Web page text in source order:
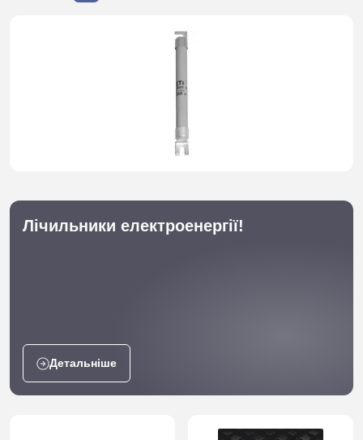
Лічильники електроенергії!
Детальніше